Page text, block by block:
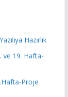
Hazırlık
ve 19. Hafta-
Proje